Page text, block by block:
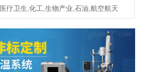
医疗卫生,化工,生物产业,石油,航空航天